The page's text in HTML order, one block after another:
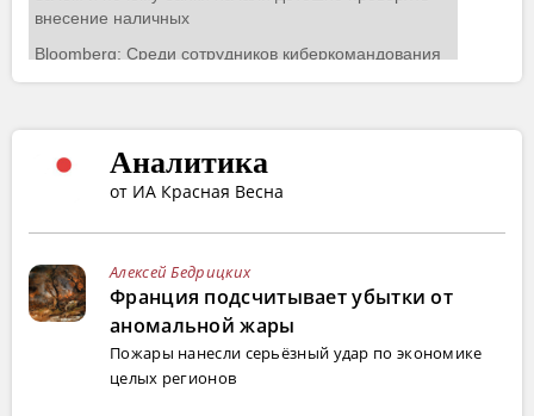
Аналитика
от ИА Красная Весна
Алексей Бедрицких
Франция подсчитывает убытки от
аномальной жары
Пожары нанесли серьёзный удар по экономике
целых регионов